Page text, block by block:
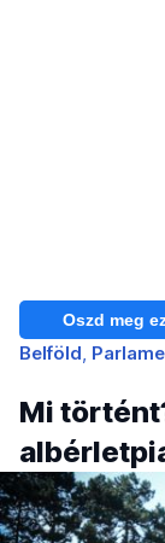
Oszd meg
Belföld
Mi